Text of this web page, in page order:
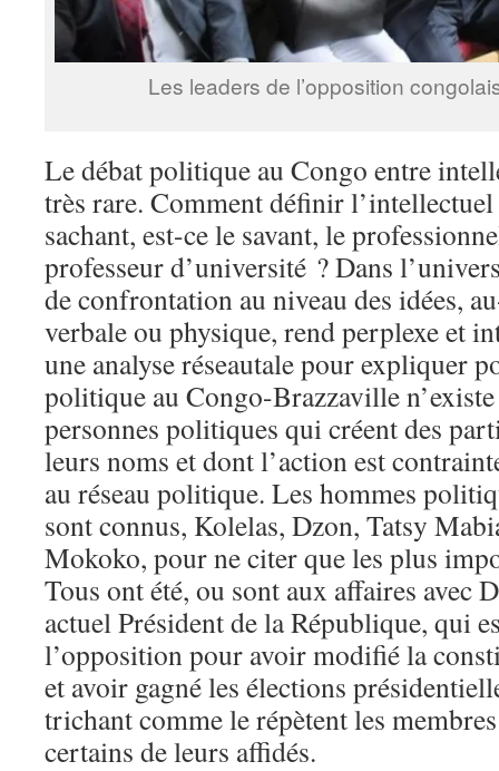
Les leaders de l’opposition
Le débat politique au Congo entre
très rare. Comment définir
sachant, est-ce le savant, le
professeur d’université ? Dans
de confrontation au niveau des idées,
verbale ou physique, rend perplexe et
une analyse réseautale pour expliquer
politique au Congo-Brazzaville n’existe
personnes politiques qui créent des
leurs noms et dont l’action est
au réseau politique. Les hommes
sont connus, Kolelas, Dzon, Tatsy
Mokoko, pour ne citer que les plus
Tous ont été, ou sont aux affaires avec
actuel Président de la République, qui
l’opposition pour avoir modifié la
et avoir gagné les élections
trichant comme le répètent les
certains de leurs affidés.